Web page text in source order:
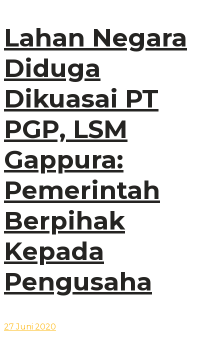
Lahan Negara
Diduga
Dikuasai PT
PGP, LSM
Gappura:
Pemerintah
Berpihak
Kepada
Pengusaha
27 Juni 2020